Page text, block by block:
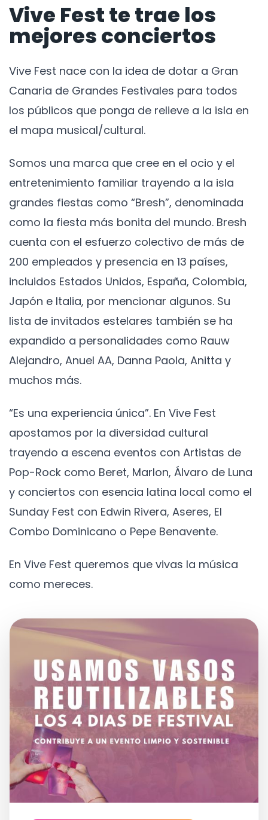
Vive Fest te trae los
mejores conciertos
Vive Fest nace con la idea de dotar a Gran
Canaria de Grandes Festivales para todos
los públicos que ponga de relieve a la isla en
el mapa musical/cultural.
Somos una marca que cree en el ocio y el
entretenimiento familiar trayendo a la isla
grandes fiestas como “Bresh”, denominada
como la fiesta más bonita del mundo. Bresh
cuenta con el esfuerzo colectivo de más de
200 empleados y presencia en 13 países,
incluidos Estados Unidos, España, Colombia,
Japón e Italia, por mencionar algunos. Su
lista de invitados estelares también se ha
expandido a personalidades como Rauw
Alejandro, Anuel AA, Danna Paola, Anitta y
muchos más.
“Es una experiencia única”. En Vive Fest
apostamos por la diversidad cultural
trayendo a escena eventos con Artistas de
Pop-Rock como Beret, Marlon, Álvaro de Luna
y conciertos con esencia latina local como el
Sunday Fest con Edwin Rivera, Aseres, El
Combo Dominicano o Pepe Benavente.
En Vive Fest queremos que vivas la música
como mereces.